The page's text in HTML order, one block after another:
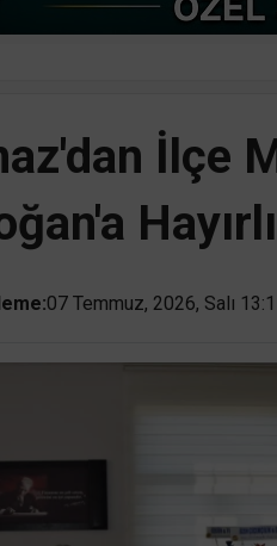
İlçe
07 Temmuz, 2026, Salı